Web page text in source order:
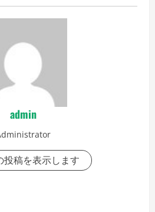
admin
投稿を表示します